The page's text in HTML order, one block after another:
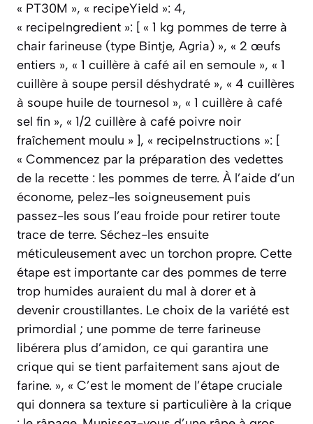
« PT30M », « recipeYield »: 4,
« recipeIngredient »: [ « 1 kg pommes de terre à
chair farineuse (type Bintje, Agria) », « 2 œufs
entiers », « 1 cuillère à café ail en semoule », « 1
cuillère à soupe persil déshydraté », « 4 cuillères
à soupe huile de tournesol », « 1 cuillère à café
sel fin », « 1/2 cuillère à café poivre noir
fraîchement moulu » ], « recipeInstructions »: [
« Commencez par la préparation des vedettes
de la recette : les pommes de terre. À l’aide d’un
économe, pelez-les soigneusement puis
passez-les sous l’eau froide pour retirer toute
trace de terre. Séchez-les ensuite
méticuleusement avec un torchon propre. Cette
étape est importante car des pommes de terre
trop humides auraient du mal à dorer et à
devenir croustillantes. Le choix de la variété est
primordial ; une pomme de terre farineuse
libérera plus d’amidon, ce qui garantira une
crique qui se tient parfaitement sans ajout de
farine. », « C’est le moment de l’étape cruciale
qui donnera sa texture si particulière à la crique